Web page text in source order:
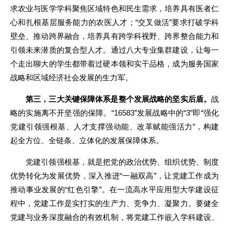
求农业与医学学科聚焦区域特色和民生需求，培养具有医者仁
心和扎根基层服务能力的农医人才；“交叉做活”要求打破学科
壁垒、推动跨界融合，培养具有跨学科视野、跨界整合能力和
引领未来潜质的复合型人才。通过八大专业集群建设，让每一
个走出聊大的学生都带着过硬本领和实干品格，成为服务国家
战略和区域经济社会发展的生力军。
第三，三大关键保障体系是整个发展战略的坚实后盾。 战
略的实施离不开坚强的保障。“16583”发展战略中的“3”即“强化
党建引领强根基、人才支撑强动能、改革赋能强活力”，构建
起全方位、全链条、立体化的发展保障体系。
党建引领强根基，就是把党的政治优势、组织优势、制度
优势转化为发展优势，深入推进“一融双高”，让党建工作成为
推动事业发展的“红色引擎”。在一流高水平应用型大学建设征
程中，党建工作是实打实的生产力、竞争力、凝聚力。要健全
党建与业务深度融合的有效机制，将党建工作嵌入学科建设、